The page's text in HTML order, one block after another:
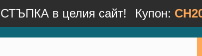
в целия сайт! Купон: